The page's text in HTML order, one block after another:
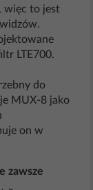
więc to jest
LTE700.
do
MUX-8 jako
on w
zawsze